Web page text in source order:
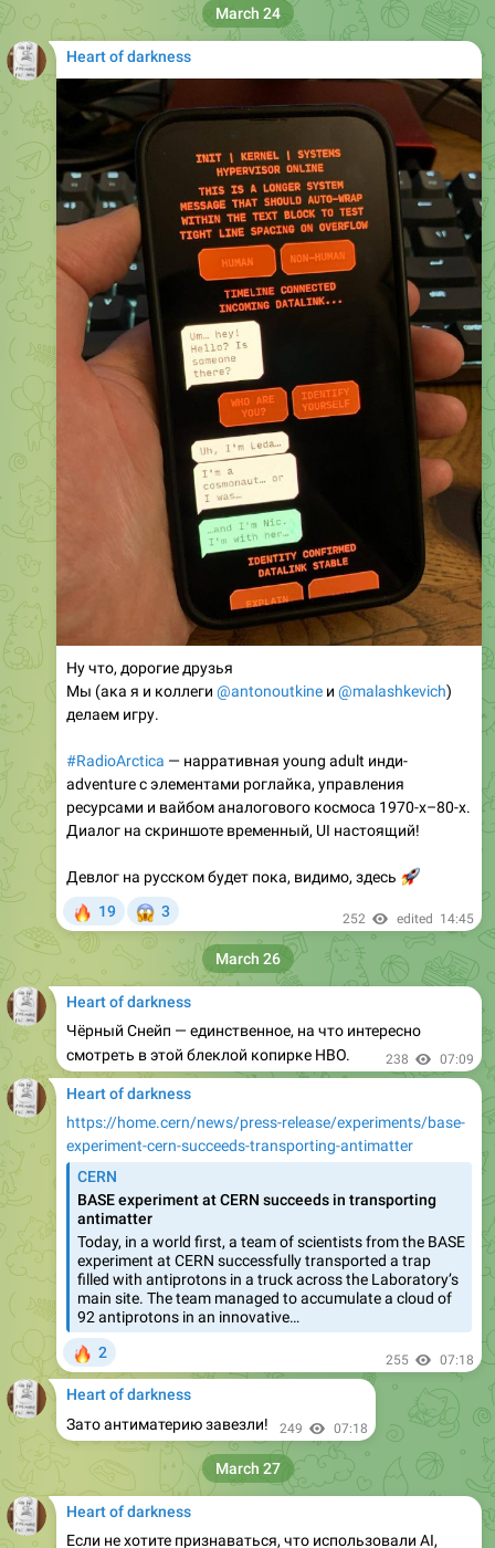
Heart of darkness
Ну что, дорогие друзья
Мы (ака я и коллеги @antonoutkine и @malashkevich)
делаем игру.
#RadioArctica — нарративная young adult инди-
adventure с элементами роглайка, управления
ресурсами и вайбом аналогового космоса 1970-х–80-х.
Диалог на скриншоте временный, UI настоящий!
Девлог на русском будет пока, видимо, здесь
🚀
19 3 252 edited 14:45
March 24
Heart of darkness
Чёрный Снейп — единственное, на что интересно
смотреть в этой блеклой копирке HBO.
238 07:09
March 26
Heart of darkness
https://home.cern/news/press-release/experiments/base-
experiment-cern-succeeds-transporting-antimatter
CERN
BASE experiment at CERN succeeds in transporting
antimatter
Today, in a world first, a team of scientists from the BASE
experiment at CERN successfully transported a trap
filled with antiprotons in a truck across the Laboratory’s
main site. The team managed to accumulate a cloud of
92 antiprotons in an innovative…
2 255 07:18
Heart of darkness
Зато антиматерию завезли!
249 07:18
Heart of darkness
Если не хотите признаваться, что использовали AI,
March 27